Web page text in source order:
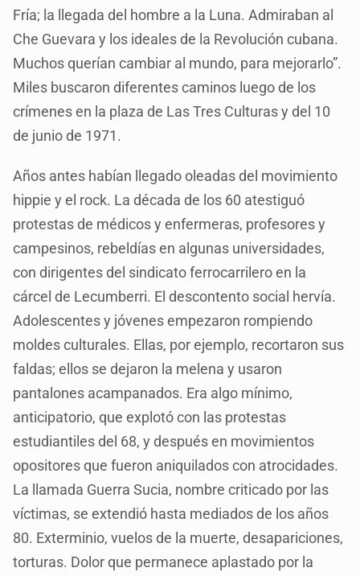
Fría; la llegada del hombre a la Luna. Admiraban al
Che Guevara y los ideales de la Revolución cubana.
Muchos querían cambiar al mundo, para mejorarlo”.
Miles buscaron diferentes caminos luego de los
crímenes en la plaza de Las Tres Culturas y del 10
de junio de 1971.
Años antes habían llegado oleadas del movimiento
hippie y el rock. La década de los 60 atestiguó
protestas de médicos y enfermeras, profesores y
campesinos, rebeldías en algunas universidades,
con dirigentes del sindicato ferrocarrilero en la
cárcel de Lecumberri. El descontento social hervía.
Adolescentes y jóvenes empezaron rompiendo
moldes culturales. Ellas, por ejemplo, recortaron sus
faldas; ellos se dejaron la melena y usaron
pantalones acampanados. Era algo mínimo,
anticipatorio, que explotó con las protestas
estudiantiles del 68, y después en movimientos
opositores que fueron aniquilados con atrocidades.
La llamada Guerra Sucia, nombre criticado por las
víctimas, se extendió hasta mediados de los años
80. Exterminio, vuelos de la muerte, desapariciones,
torturas. Dolor que permanece aplastado por la